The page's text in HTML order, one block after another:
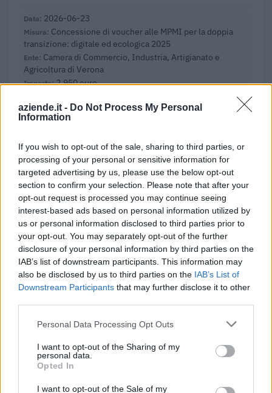
aziende.it - Do Not Process My Personal
Information
If you wish to opt-out of the sale, sharing to third parties, or
processing of your personal or sensitive information for
targeted advertising by us, please use the below opt-out
section to confirm your selection. Please note that after your
opt-out request is processed you may continue seeing
interest-based ads based on personal information utilized by
us or personal information disclosed to third parties prior to
your opt-out. You may separately opt-out of the further
disclosure of your personal information by third parties on the
IAB’s list of downstream participants. This information may
also be disclosed by us to third parties on the IAB’s List of
Downstream Participants that may further disclose it to other
Personal Data Processing Opt Outs
I want to opt-out of the Sharing of my
personal data.
Opted In
I want to opt-out of the Sale of my
2026-06-23
Concessione di voucher alle MPMI per la doppia
transizione: digitale ed ecologica 2025
Camera di Commercio, Industria, Artigianato e
Agricoltura di Verona
2.950 euro
2026-05-06
Regolamento per i fondi interprofessionali per la
esentati ai s
FONDIMPRESA
3.593 euro
2026-02-03
Fondo di garanzia per le piccole e medie imprese
Banca del Mezzogiorno MedioCredito Centrale S.p.A.
400.000 euro
2025-12-23
Fondo di garanzia per le piccole e medie imprese
Banca del Mezzogiorno MedioCredito Centrale S.p.A.
250.000 euro
2025-12-18
Concessione di voucher alle MPMI per la doppia
transizione: digitale ed ecologica 2025
Camera di Commercio, Industria, Artigianato e